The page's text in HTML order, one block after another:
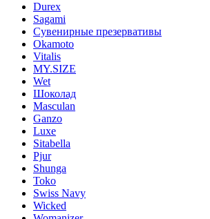
Durex
Sagami
Сувенирные презервативы
Okamoto
Vitalis
MY.SIZE
Wet
Шоколад
Masculan
Ganzo
Luxe
Sitabella
Pjur
Shunga
Toko
Swiss Navy
Wicked